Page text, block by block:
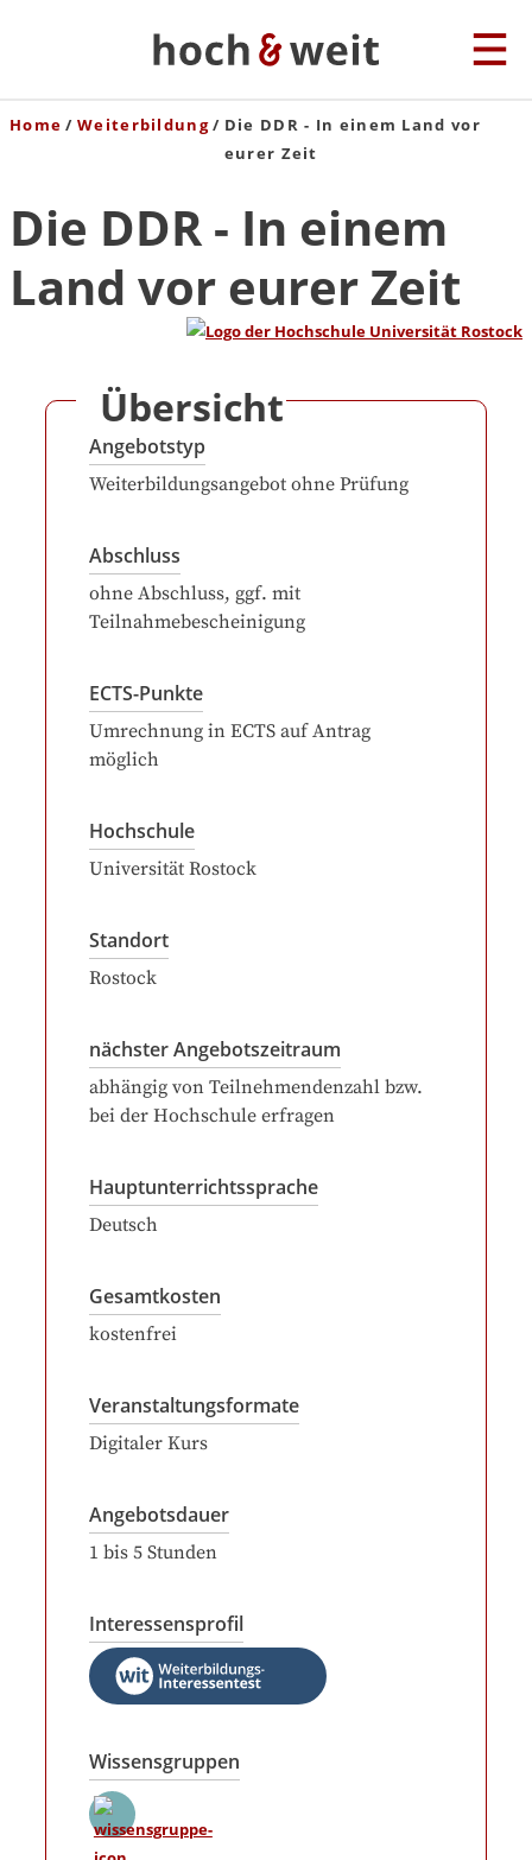
Home Weiterbildung
Die DDR - In einem Land vor
eurer Zeit
Die DDR - In einem
Land vor eurer Zeit
Übersicht
Angebotstyp
Weiterbildungsangebot ohne Prüfung
Abschluss
ohne Abschluss, ggf. mit
Teilnahmebescheinigung
ECTS-Punkte
Umrechnung in ECTS auf Antrag
möglich
Hochschule
Universität Rostock
Standort
Rostock
nächster Angebotszeitraum
abhängig von Teilnehmendenzahl bzw.
bei der Hochschule erfragen
Hauptunterrichtssprache
Deutsch
Gesamtkosten
kostenfrei
Veranstaltungsformate
Digitaler Kurs
Angebotsdauer
1 bis 5 Stunden
Interessensprofil
Wissensgruppen